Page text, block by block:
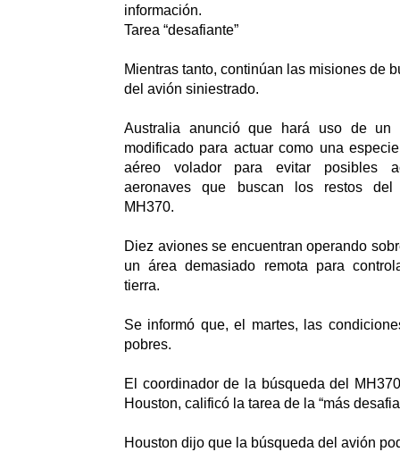
información.
Tarea “desafiante”
Mientras tanto, continúan las misiones de
del avión siniestrado.
Australia anunció que hará uso de un
modificado para actuar como una
aéreo volador para evitar posibles
aeronaves que buscan los restos del
MH370.
Diez aviones se encuentran operando
un área demasiado remota para
tierra.
Se informó que, el martes, las
pobres.
El coordinador de la búsqueda del
Houston, calificó la tarea de la “más
Houston dijo que la búsqueda del avión